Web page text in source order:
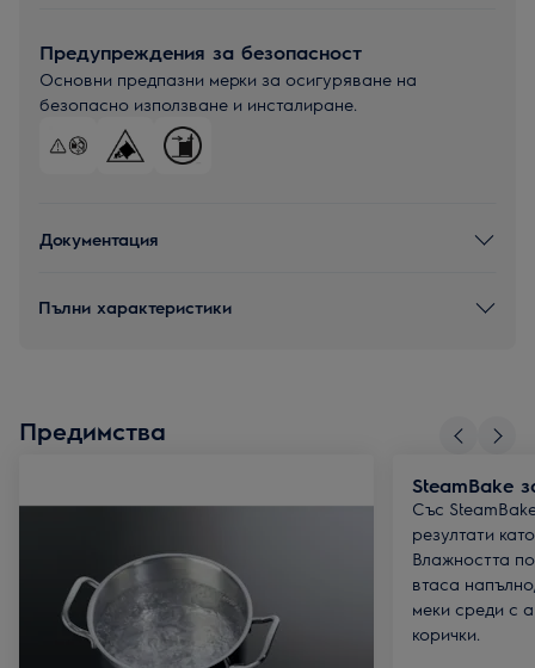
Предупреждения за безопасност
Основни предпазни мерки за осигуряване на
безопасно използване и инсталиране.
Документация
Пълни характеристики
Предимства
SteamBake
Със
резултати
Влажността
втаса
меки среди с
корички.